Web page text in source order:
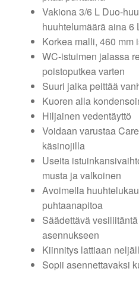
Vakiona 3/6 L Duo-
huuhtelumäärä aina 6
Korkea malli, 460 mm
WC-istuimen jalassa
poistoputkea varten
Suuri jalka peittää
Kuoren alla
Hiljainen vedentäyttö
Voidaan varustaa
käsinojilla
Useita
musta ja valkoinen
Avoimella
puhtaanapitoa
Säädettävä
asennukseen
Kiinnitys lattiaan
Sopii asennettavaksi